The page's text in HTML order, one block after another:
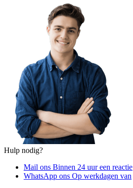
Hulp nodig?
Mail ons Binnen 24 uur een reactie
WhatsApp ons Op werkdagen van